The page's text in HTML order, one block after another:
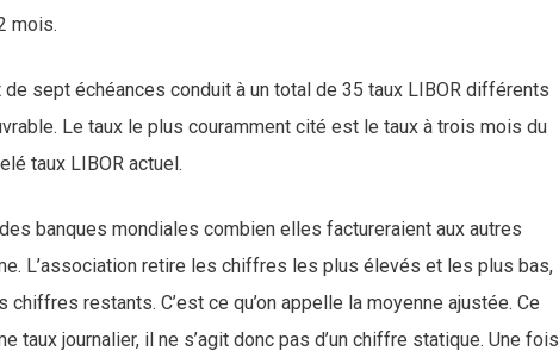
mois.
sept échéances conduit à un total de 35 taux LIBOR différents
Le taux le plus couramment cité est le taux à trois mois du
taux LIBOR actuel.
banques mondiales combien elles factureraient aux autres
L’association retire les chiffres les plus élevés et les plus bas,
restants. C’est ce qu’on appelle la moyenne ajustée. Ce
taux journalier, il ne s’agit donc pas d’un chiffre statique. Une fois